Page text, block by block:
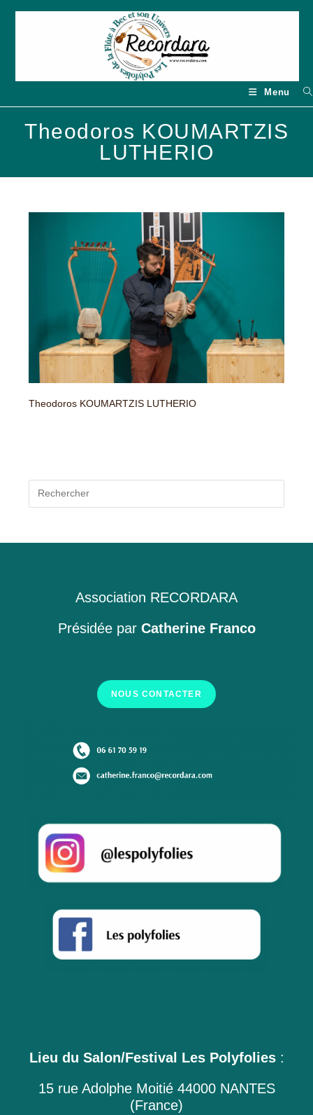
Menu
Theodoros KOUMARTZIS
LUTHERIO
Theodoros KOUMARTZIS LUTHERIO
Press
to
search
Association RECORDARA
Présidée par Catherine Franco
NOUS CONTACTER
Lieu du Salon/Festival Les Polyfolies:
15 rue Adolphe Moitié 44000 NANTES
(France)